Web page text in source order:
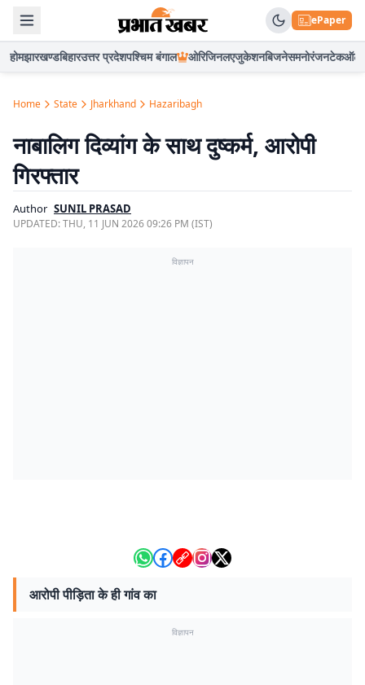
ePaper
होमझारखण्डबिहारउत्तर प्रदेशपश्चिम बंगाल ओरिजिनलएजुकेशनबिजनेसमनोरंजनटेकऑटो
Home State Jharkhand Hazaribagh
नाबालिग दिव्यांग के साथ दुष्कर्म, आरोपी
गिरफ्तार
Author SUNIL PRASAD
UPDATED:THU, 11 JUN 2026 09:26 PM (IST)
विज्ञापन
आरोपी पीड़िता के ही गांव का
विज्ञापन